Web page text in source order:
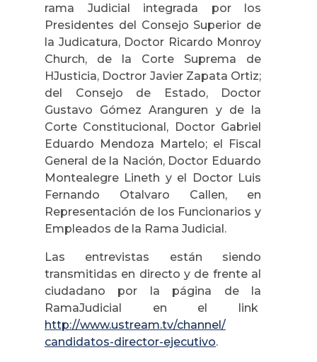
rama Judicial integrada por los
Presidentes del Consejo Superior de
la Judicatura, Doctor Ricardo Monroy
Church, de la Corte Suprema de
HJusticia, Doctror Javier Zapata Ortiz;
del Consejo de Estado, Doctor
Gustavo Gómez Aranguren y de la
Corte Constitucional, Doctor Gabriel
Eduardo Mendoza Martelo; el Fiscal
General de la Nación, Doctor Eduardo
Montealegre Lineth y el Doctor Luis
Fernando Otalvaro Callen, en
Representación de los Funcionarios y
Empleados de la Rama Judicial.
Las entrevistas están siendo
transmitidas en directo y de frente al
ciudadano por la página de la
RamaJudicial en el link
http://www.ustream.tv/channel/
candidatos-director-ejecutivo.